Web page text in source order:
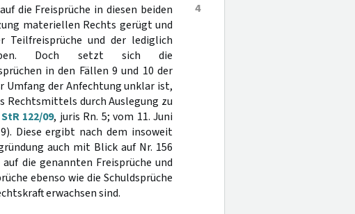
4
die Freisprüche in diesen beiden
materiellen Rechts gerügt und
Teilfreisprüche und der lediglich
Doch setzt sich die
in den Fällen 9 und 10 der
Umfang der Anfechtung unklar ist,
Rechtsmittels durch Auslegung zu
122/09, juris Rn. 5; vom 11. Juni
Diese ergibt nach dem insoweit
auch mit Blick auf Nr. 156
die genannten Freisprüche und
ebenso wie die Schuldsprüche
erwachsen sind.